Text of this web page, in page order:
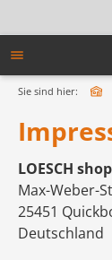
Sie sind hier:
LOESCH
Max-Weber-
25451
Deutschland